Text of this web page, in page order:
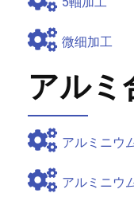
微细加工
アルミ
アルミニウ
アルミニウ